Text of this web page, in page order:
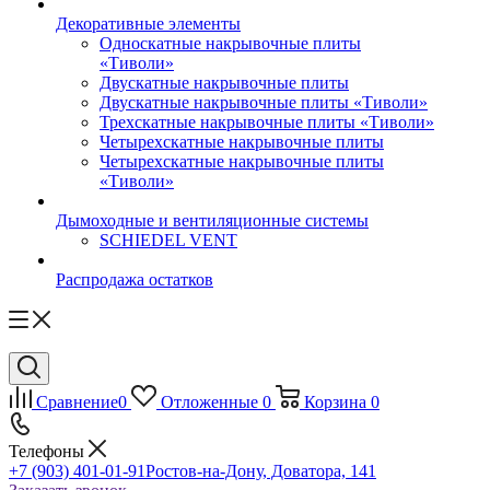
Декоративные элементы
Односкатные накрывочные плиты
«Тиволи»
Двускатные накрывочные плиты
Двускатные накрывочные плиты «Тиволи»
Трехскатные накрывочные плиты «Тиволи»
Четырехскатные накрывочные плиты
Четырехскатные накрывочные плиты
«Тиволи»
Дымоходные и вентиляционные системы
SCHIEDEL VENT
Распродажа остатков
Сравнение0 Отложенные 0 Корзина 0
Телефоны
+7 (903) 401-01-91Ростов-на-Дону, Доватора, 141